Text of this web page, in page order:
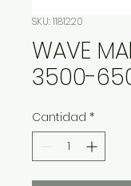
SKU: 1181220
WAVE
3500-
Cantidad *